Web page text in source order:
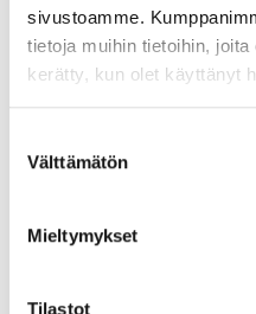
sivustoamme.
tietoja muihin tietoihin,
kerätty, kun olet käyttänyt
valinta
Välttämätön
Mieltymykset
Tilastot